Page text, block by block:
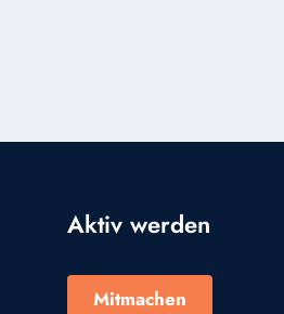
Aktiv werden
Mitmachen